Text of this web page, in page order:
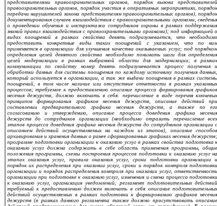
представителями правоохранительных органов, порядок вызова
правоохранительных органов, порядок участия в оперативных мероприятиях,
передачи нарушителей закона представителям правоохранительных органов),
документирования случаев взаимодействия с правоохранительными органами,
о проведении обучения и инструктажа сотрудников охраны в рамках
знаний правил взаимодействия с правоохранительными органами); под информацией
видах поощрений в рамках свойства девять подразумевается, что
предоставить конкретные виды таких поощрений с указанием, что по
применяется в организации для улучшения качества оказываемых услуг; под
определения целей девятого свойства необходимо понимать шаги для
целей модернизации в рамках выбранной области для модернизации; в
коммуникации по свойству номер девять подразумевается процесс получения
обработки данных длясистемы поощрения по каждому источнику получения
который используется в организации, а так же выдачи поощрения в рамках
поощрений, в том числе наличие или отсутствие отчетности в рамках
процессов; требуемое к предоставлению описание процесса формирования
несения дежурств, должно включать в себя: перечисление в виде перечня
принципов формирования графиков несения дежурств, описание действий
составлении предварительного графика несения дежурств, а также по
согласованию и утверждению, описание процесса доведения графика
дежурств до сотрудников организации (необходимо отразить перечисление
этапов процесса доведения графика несения дежурств до сотрудников организации
описанием действий осуществляемых на каждом из этапов), описание
архивирования и хранения данных о ранее сформированных графиках несения
программе подготовки организации к оказанию услуг в рамках свойства подготовка
оказанию услуг должна содержать в себе область применения программы,
положения программы, схемы построения процессов подготовки к оказанию услуг
этапах оказания услуг, правила оказания услуг, сроки подготовки организации
порядок их распределения при оказании услуг, сроки и порядок контроля
организации и порядок распределения контроля при оказании услуг,
организации при подготовке к оказанию услуг, изменения и смена процесса
к оказанию услуг, организация уведомлений; регламент подготовительных
требуемый к предоставлению должен включать в себя описание
действий осуществляемых в рамках подготовки к формированию графиков
дежурств (в рамках данного регламента также должно присутствовать